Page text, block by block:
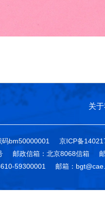
关
码bm50000001
京ICP备
邮政信箱：北京8068信箱
59300001 邮箱：